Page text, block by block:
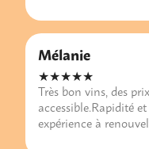
Mélanie
★★★★★
Très bon vins, des
accessible.Rapidité
expérience à